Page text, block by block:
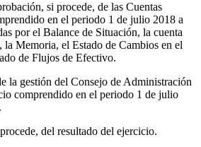
si procede, de las Cuentas
en el periodo 1 de julio 2018 a
por el Balance de Situación, la cuenta
la Memoria, el Estado de Cambios en el
de Flujos de Efectivo.
la gestión del Consejo de Administración
comprendido en el periodo 1 de julio
del resultado del ejercicio.